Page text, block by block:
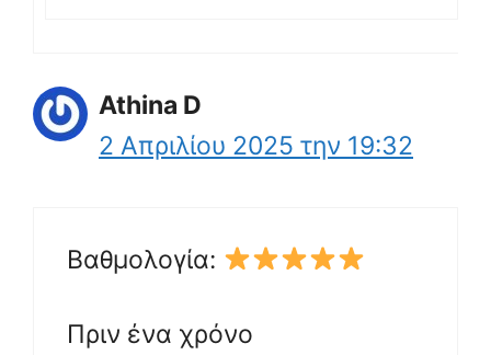
Athina D
2 Απριλίου 2025 την 19:32
Βαθμολογία:
Πριν ένα χρόνο